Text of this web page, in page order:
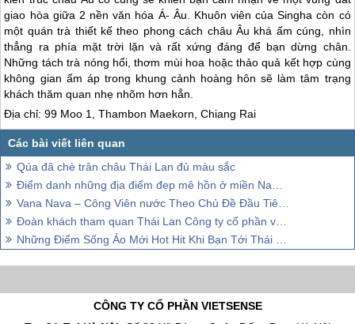
giao hòa giữa 2 nền văn hóa Á- Âu. Khuôn viên của Singha còn có
một quán trà thiết kế theo phong cách châu Âu khá ấm cúng, nhìn
thẳng ra phía mặt trời lặn và rất xứng đáng để bạn dừng chân.
Những tách trà nóng hổi, thơm mùi hoa hoặc thảo quả kết hợp cùng
không gian ấm áp trong khung cảnh hoàng hôn sẽ làm tâm trạng
khách thăm quan nhẹ nhõm hơn hẳn.
Địa chỉ: 99 Moo 1, Thambon Maekorn, Chiang Rai
Qúa đã chè trân châu Thái Lan đủ màu sắc
Điểm danh những địa điểm đẹp mê hồn ở miền Nam Thái Lan
Vana Nava – Công Viên nước Theo Chủ Đề Đầu Tiên Ở Châu Á
Đoàn khách tham quan Thái Lan Công ty cổ phần vật tư Nông nghiệp Diễn Châu
Những Điểm Sống Ảo Mới Hot Hit Khi Bạn Tới Thái Lan
CÔNG TY CỔ PHẦN VIETSENSE